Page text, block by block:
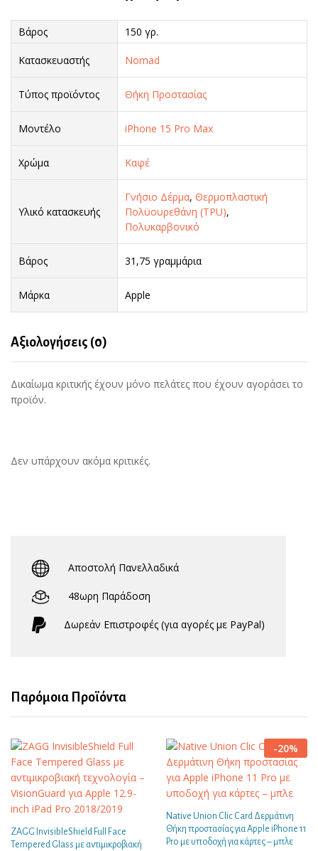
Βάρος 150 γρ.
Κατασκευαστής Nomad
Τύπος προϊόντος Θήκη Προστασίας
Μοντέλο iPhone 15 Pro Max
Χρώμα Καφέ
Υλικό κατασκευής
Γνήσιο Δέρμα, Θερμοπλαστική
Πολϋουρεθάνη (TPU),
Πολυκαρβονικό
Βάρος 31,75 γραμμάρια
Μάρκα Apple
Αξιολογήσεις (0)
Δικαίωμα κριτικής έχουν μόνο πελάτες που έχουν αγοράσει το
προϊόν.
Δεν υπάρχουν ακόμα κριτικές.
Αποστολή Πανελλαδικά
48ωρη Παράδοση
Δωρεάν Eπιστροφές (για αγορές με PayPal)
Παρόμοια Προϊόντα
ZAGG InvisibleShield Full Face
Tempered Glass με αντιμικροβιακή
-20%
Native Union Clic Card Δερμάτινη
Θήκη προστασίας για Apple iPhone 11
Pro με υποδοχή για κάρτες – μπλε